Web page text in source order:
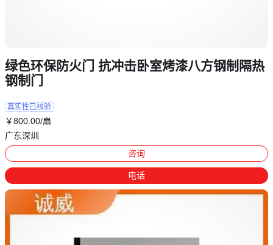
绿色环保防火门 抗冲击卧室烤漆八方钢制隔热
钢制门
真实性已核验
￥800 .00/扇
广东深圳
咨询
电话